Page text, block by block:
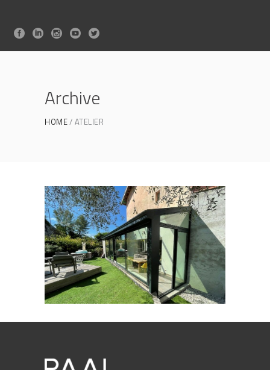
Archive
HOME ATELIER
GAYA | Véranda à chevron tubulaire
VÉRANDAS